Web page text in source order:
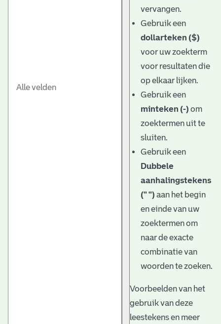
vervangen.
Gebruik een
dollarteken ($)
voor uw zoekterm
voor resultaten die
op elkaar lijken.
Gebruik een
minteken (-) om
zoektermen uit te
sluiten.
Gebruik een
Dubbele
aanhalingstekens
(" ") aan het begin
en einde van uw
zoektermen om
naar de exacte
combinatie van
woorden te zoeken.
Voorbeelden van het
gebruik van deze
leestekens en meer